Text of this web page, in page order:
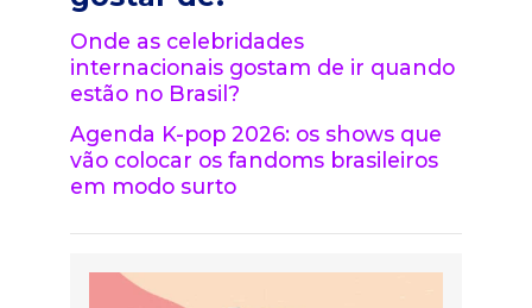
Onde as celebridades
internacionais gostam de ir quando
estão no Brasil?
Agenda K-pop 2026: os shows que
vão colocar os fandoms brasileiros
em modo surto